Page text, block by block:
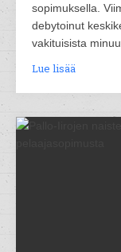
sopimuksella.
debytoinut
vakituisista
Lue lisää